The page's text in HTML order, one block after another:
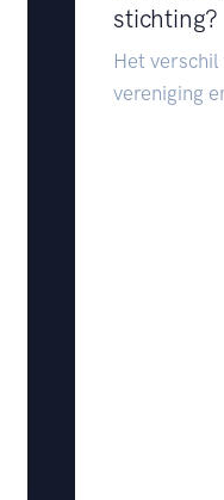
stichting?
Het verschil
vereniging